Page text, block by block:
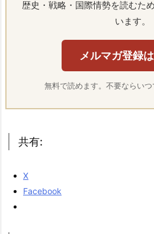
歴史・戦略・国際情勢を読むた
います。
メルマガ登録
無料で読めます。不要ならいつ
共有:
X
Facebook